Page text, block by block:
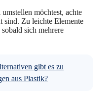
möchtest, achte
sind. Zu leichte Elemente
sich mehrere
gibt es zu
aus Plastik?